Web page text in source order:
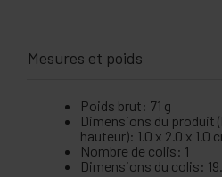
Mesures et poids
Poids brut: 71 g
Dimensions du produit
hauteur): 1.0 x 2.0 x 1.0
Nombre de colis: 1
Dimensions du colis: